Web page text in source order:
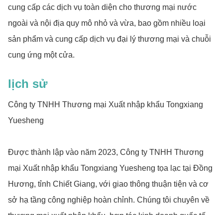
cung cấp các dịch vụ toàn diện cho thương mại nước
ngoài và nội địa quy mô nhỏ và vừa, bao gồm nhiều loại
sản phẩm và cung cấp dịch vụ đại lý thương mại và chuỗi
cung ứng một cửa.
lịch sử
Công ty TNHH Thương mại Xuất nhập khẩu Tongxiang
Yuesheng
Được thành lập vào năm 2023, Công ty TNHH Thương
mại Xuất nhập khẩu Tongxiang Yuesheng tọa lạc tại Đồng
Hương, tỉnh Chiết Giang, với giao thông thuận tiện và cơ
sở hạ tầng công nghiệp hoàn chỉnh. Chúng tôi chuyên về